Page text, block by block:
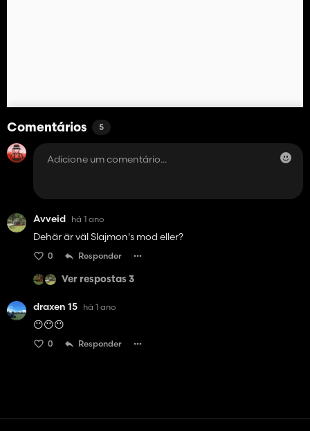
Comentários 5
Avveid há 1 ano
Dehär är väl Slajmon's mod eller?
0 Responder
Ver respostas 3
draxen 15 há 1 ano
😶😶😶
0 Responder